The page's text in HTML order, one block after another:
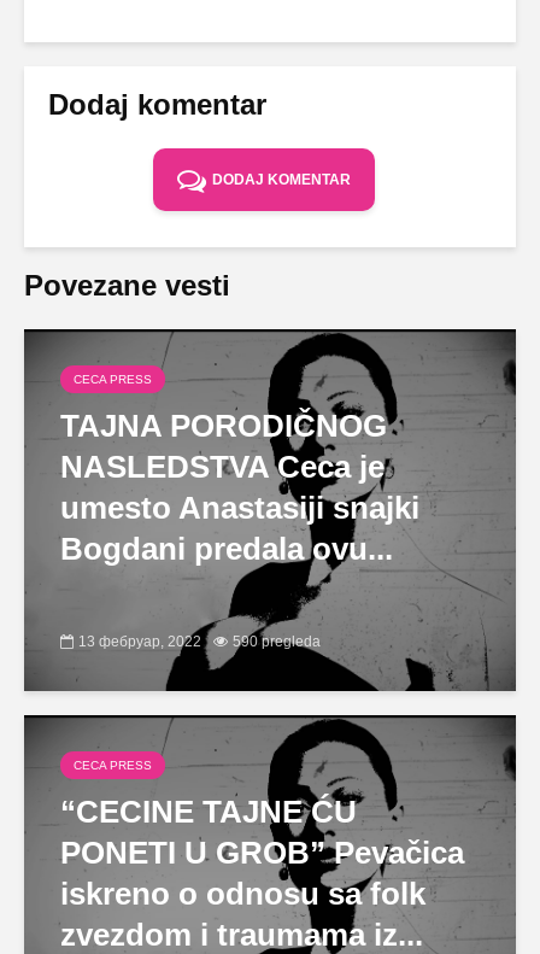
Dodaj komentar
DODAJ KOMENTAR
Povezane vesti
CECA PRESS
TAJNA PORODIČNOG
NASLEDSTVA Ceca je
umesto Anastasiji snajki
Bogdani predala ovu...
13 фебруар, 2022 590 pregleda
CECA PRESS
“CECINE TAJNE ĆU
PONETI U GROB” Pevačica
iskreno o odnosu sa folk
zvezdom i traumama iz...